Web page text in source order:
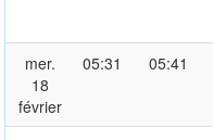
mer.
18
février
05:31 05:41